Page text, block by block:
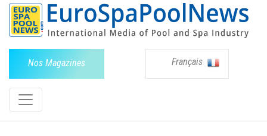
Nos Magazines Français